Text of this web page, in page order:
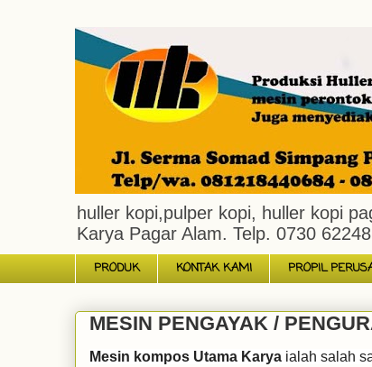
huller kopi,pulper kopi, huller kopi
Karya Pagar Alam. Telp. 0730
PRODUK KONTAK KAMI PROPIL
MESIN PENGAYAK /
Mesin kompos Utama Karya ialah salah